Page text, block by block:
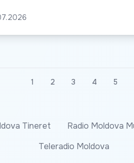
1 2 3 4 5
Tineret Radio Moldova
Teleradio Moldova